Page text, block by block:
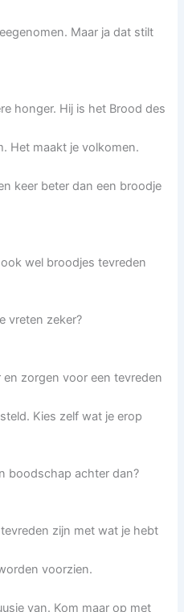
Maar ja dat stilt
honger. Hij is het Brood des
Het maakt je volkomen.
keer beter dan een broodje
wel broodjes tevreden
vreten zeker?
zorgen voor een tevreden
Kies zelf wat je erop
boodschap achter dan?
zijn met wat je hebt
voorzien.
van. Kom maar op met